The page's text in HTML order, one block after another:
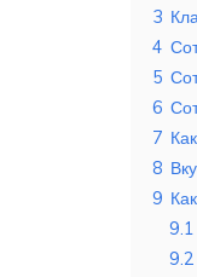
3
4
5
6
7
8
9
9.1
9.2